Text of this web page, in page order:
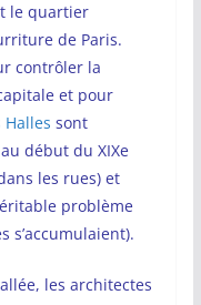
le quartier
de Paris.
contrôler la
et pour
sont
début du XIXe
les rues) et
problème
s’accumulaient).
les architectes